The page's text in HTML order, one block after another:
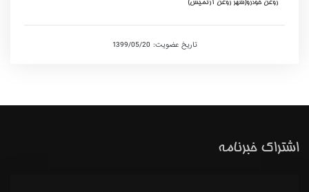
روغن خودرو(شهر روغن آرتمیس)
تاریخ عضویت: 1399/05/20
اشتراک خبرنامه